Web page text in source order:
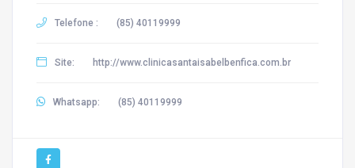
Telefone : (85) 40119999
Site: http://www.clinicasantaisabelbenfica.com.br
Whatsapp: (85) 40119999